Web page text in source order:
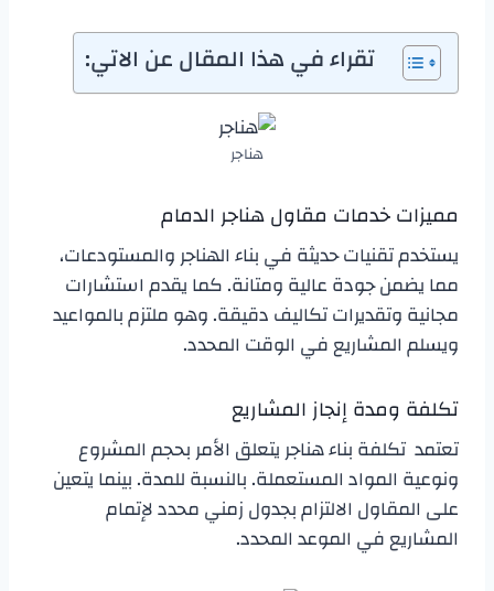
تقراء في هذا المقال عن الاتي:
هناجر
مميزات خدمات مقاول هناجر الدمام
يستخدم تقنيات حديثة في بناء الهناجر والمستودعات،
مما يضمن جودة عالية ومتانة. كما يقدم استشارات
مجانية وتقديرات تكاليف دقيقة. وهو ملتزم بالمواعيد
ويسلم المشاريع في الوقت المحدد.
تكلفة ومدة إنجاز المشاريع
تعتمد تكلفة بناء هناجر يتعلق الأمر بحجم المشروع
ونوعية المواد المستعملة. بالنسبة للمدة. بينما يتعين
على المقاول الالتزام بجدول زمني محدد لإتمام
المشاريع في الموعد المحدد.